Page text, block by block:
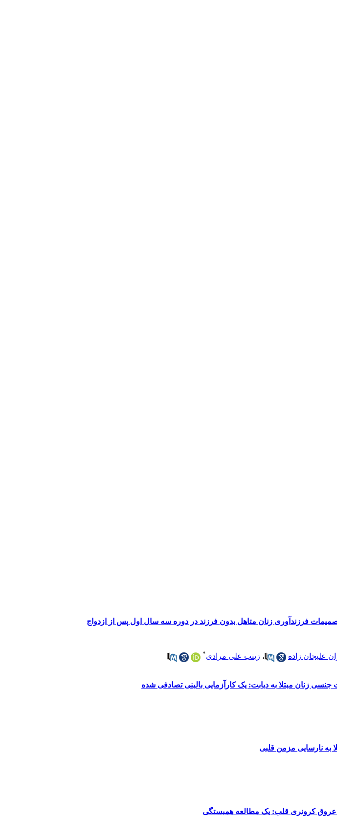
فرزندآوری زنان متاهل بدون فرزند در دوره سه سال اول پس از ازدواج
علیجان زاده ، زینب علی مرادی*
زنان مبتلا به دیابت: یک کارآزمایی بالینی تصادفی شده
به نارسایی مزمن قلبی
عروق کرونری قلب: یک مطالعه همبستگی